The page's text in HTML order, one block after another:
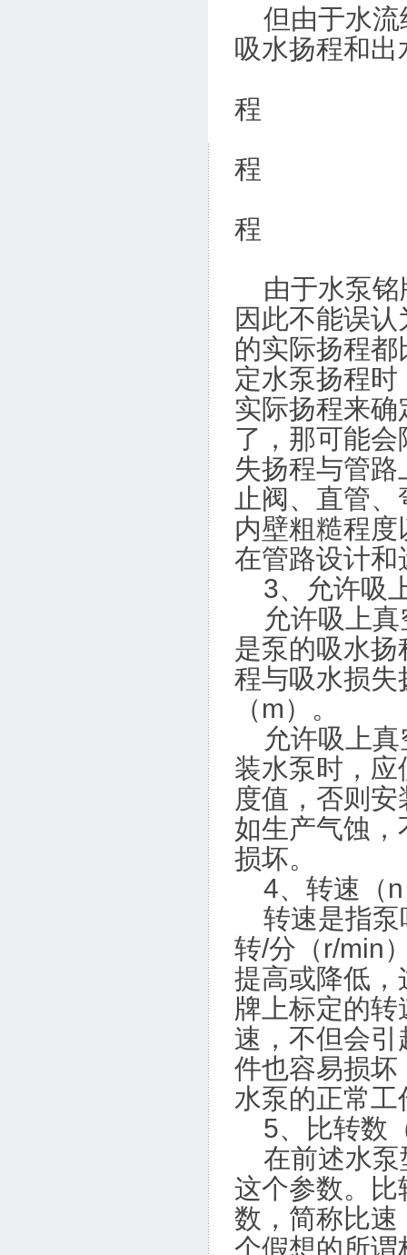
但由于水流
吸水扬程和
程
程
程
由于水泵铭
因此不能误
的实际扬程
定水泵扬程
实际扬程来
了，那可能
失扬程与管
止阀、直管
内壁粗糙程
在管路设计
3、允许吸
允许吸上真
是泵的吸水
程与吸水损
（m）。
允许吸上真
装水泵时，
度值，否则
如生产气蚀
损坏。
4、转速（n
转速是指泵
转/分（r/min
提高或降低
牌上标定的
速，不但会
件也容易损
水泵的正常工
5、比转数
在前述水泵
这个参数。
数，简称比
个假想的所